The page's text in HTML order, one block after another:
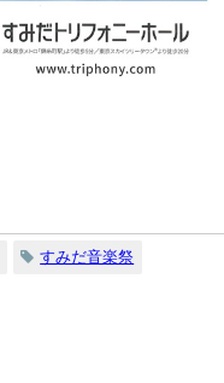
すみだ音楽祭